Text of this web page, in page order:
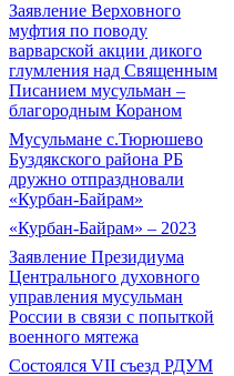
Заявление Верховного
муфтия по поводу
варварской акции дикого
глумления над Священным
Писанием мусульман –
благородным Кораном
Мусульмане с.Тюрюшево
Буздякского района РБ
дружно отпраздновали
«Курбан-Байрам»
«Курбан-Байрам» – 2023
Заявление Президиума
Центрального духовного
управления мусульман
России в связи с попыткой
военного мятежа
Состоялся VII съезд РДУМ